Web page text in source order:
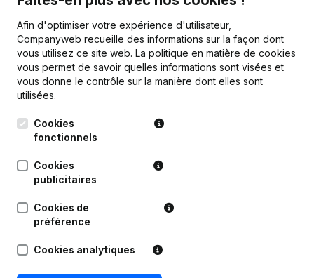
Afin d'optimiser votre expérience d'utilisateur,
Companyweb recueille des informations sur la façon dont
vous utilisez ce site web. La politique en matière de cookies
vous permet de savoir quelles informations sont visées et
vous donne le contrôle sur la manière dont elles sont
utilisées.
Cookies
fonctionnels
Cookies
publicitaires
Cookies de
préférence
Cookies analytiques
Français
Kantorenpark Everest
Leuvensesteenweg
1800 Vilvoorde
Produit
Informations d’entreprise
Monitoring
Compliance et prévention
de la fraude